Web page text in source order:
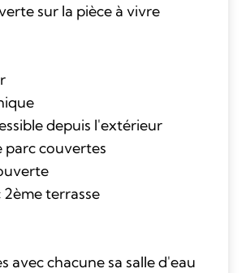
sur la pièce à vivre
depuis l'extérieur
parc couvertes
2ème terrasse
avec chacune sa salle d'eau